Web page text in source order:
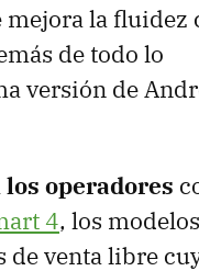
mejora la fluidez
de todo lo
versión de
operadores
4, los
de venta libre